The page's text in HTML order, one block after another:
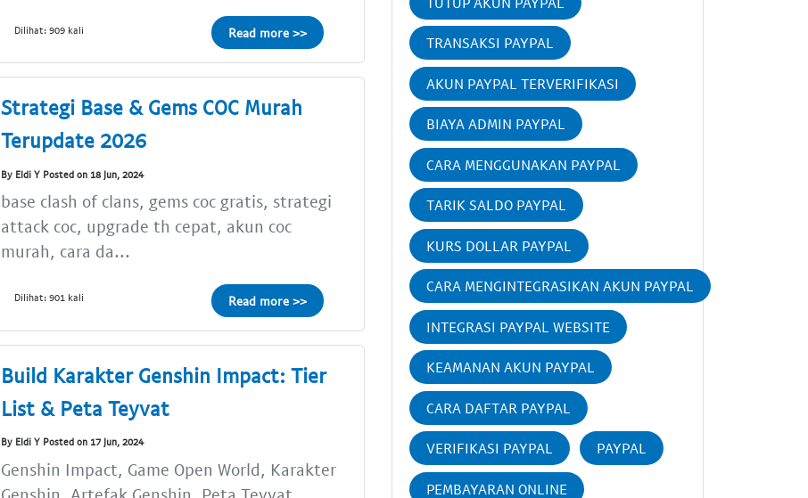
Dilihat: 909 kali Read more >>
Strategi Base & Gems COC Murah
Terupdate 2026
By Eldi Y Posted on 18 Jun, 2024
base clash of clans, gems coc gratis, strategi
attack coc, upgrade th cepat, akun coc
murah, cara da...
Dilihat: 901 kali Read more >>
Build Karakter Genshin Impact: Tier
List & Peta Teyvat
By Eldi Y Posted on 17 Jun, 2024
Genshin Impact, Game Open World, Karakter
TRANSAKSI PAYPAL
AKUN PAYPAL TERVERIFIKASI
BIAYA ADMIN PAYPAL
CARA MENGGUNAKAN PAYPAL
TARIK SALDO PAYPAL
KURS DOLLAR PAYPAL
CARA MENGINTEGRASIKAN AKUN PAYPAL
INTEGRASI PAYPAL WEBSITE
KEAMANAN AKUN PAYPAL
CARA DAFTAR PAYPAL
VERIFIKASI PAYPAL PAYPAL
PEMBAYARAN ONLINE